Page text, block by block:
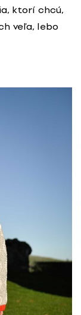
ktorí chcú,
veľa, lebo